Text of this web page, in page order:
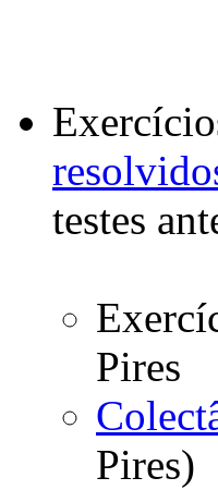
testes
Pires
Pires)